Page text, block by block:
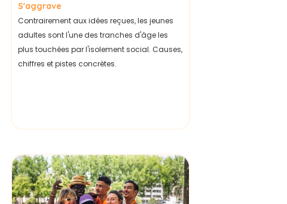
S'aggrave
Contrairement aux idées reçues, les jeunes
adultes sont l'une des tranches d'âge les
plus touchées par l'isolement social. Causes,
chiffres et pistes concrètes.